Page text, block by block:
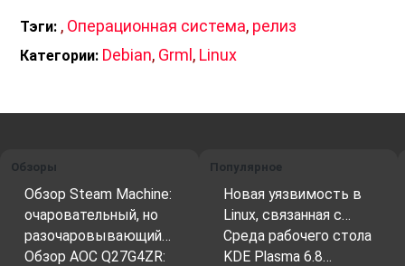
диагностика проблем.
Одной из ключевых особенностей Grml
что система может быть загружена:
с USB-накопителя;
с DVD-диска;
по сети (PXE-загрузка).
Тэги: , Операционная система, релиз
Категории: Debian, Grml , Linux
Обзоры
Обзор Steam Machine:
очаровательный, но
разочаровывающий…
Обзор AOC Q27G4ZR:
Популярное
Новая уязвимость в
Linux, связанная с…
Среда рабочего стола
KDE Plasma 6.8…